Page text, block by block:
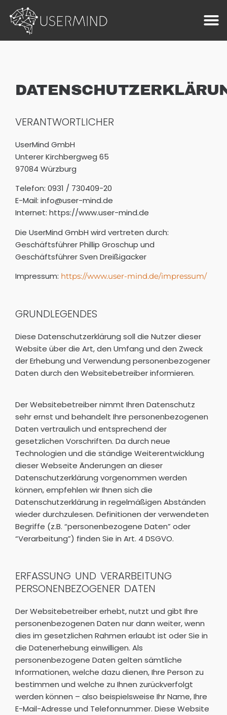
VERANTWORTLICHER
UserMind GmbH
Unterer Kirchbergweg 65
97084 Würzburg
Telefon: 0931 / 730409-20
E-Mail: info@user-mind.de
Internet: https://www.user-mind.de
Die UserMind GmbH wird vertreten durch:
Geschäftsführer Phillip Groschup und
Geschäftsführer Sven Dreißigacker
Impressum: https://www.user-mind.de/impressum/
GRUNDLEGENDES
Diese Datenschutzerklärung soll die Nutzer dieser
Website über die Art, den Umfang und den Zweck
der Erhebung und Verwendung personenbezogener
Daten durch den Websitebetreiber informieren.
Der Websitebetreiber nimmt Ihren Datenschutz
sehr ernst und behandelt Ihre personenbezogenen
Daten vertraulich und entsprechend der
gesetzlichen Vorschriften. Da durch neue
Technologien und die ständige Weiterentwicklung
dieser Webseite Änderungen an dieser
Datenschutzerklärung vorgenommen werden
können, empfehlen wir Ihnen sich die
Datenschutzerklärung in regelmäßigen Abständen
wieder durchzulesen. Definitionen der verwendeten
Begriffe (z.B. “personenbezogene Daten” oder
“Verarbeitung”) finden Sie in Art. 4 DSGVO.
ERFASSUNG UND VERARBEITUNG
PERSONENBEZOGENER DATEN
Der Websitebetreiber erhebt, nutzt und gibt Ihre
personenbezogenen Daten nur dann weiter, wenn
dies im gesetzlichen Rahmen erlaubt ist oder Sie in
die Datenerhebung einwilligen. Als
personenbezogene Daten gelten sämtliche
Informationen, welche dazu dienen, Ihre Person zu
bestimmen und welche zu Ihnen zurückverfolgt
werden können – also beispielsweise Ihr Name, Ihre
E-Mail-Adresse und Telefonnummer. Diese Website